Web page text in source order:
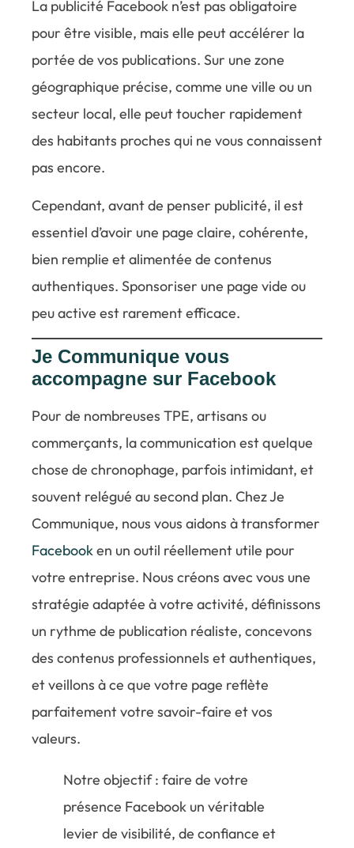
La publicité Facebook n’est pas obligatoire
pour être visible, mais elle peut accélérer la
portée de vos publications. Sur une zone
géographique précise, comme une ville ou un
secteur local, elle peut toucher rapidement
des habitants proches qui ne vous connaissent
pas encore.
Cependant, avant de penser publicité, il est
essentiel d’avoir une page claire, cohérente,
bien remplie et alimentée de contenus
authentiques. Sponsoriser une page vide ou
peu active est rarement efficace.
Je Communique vous
accompagne sur Facebook
Pour de nombreuses TPE, artisans ou
commerçants, la communication est quelque
chose de chronophage, parfois intimidant, et
souvent relégué au second plan. Chez Je
Communique, nous vous aidons à transformer
Facebooken un outil réellement utile pour
votre entreprise. Nous créons avec vous une
stratégie adaptée à votre activité, définissons
un rythme de publication réaliste, concevons
des contenus professionnels et authentiques,
et veillons à ce que votre page reflète
parfaitement votre savoir-faire et vos
valeurs.
Notre objectif : faire de votre
présence Facebook un véritable
levier de visibilité, de confiance et